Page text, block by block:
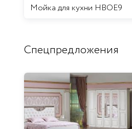
Мойка для кухни HBOE9
Спецпредложения